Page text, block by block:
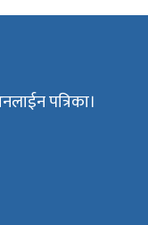
पत्रिका।